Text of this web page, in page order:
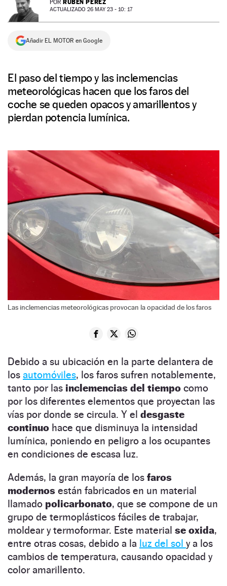
NEWSLETTER
SÍGUENOS
POR RUBÉN PÉREZ
ACTUALIZADO 26 MAY 23 - 10: 17
Añadir EL MOTOR en Google
El paso del tiempo y las inclemencias
meteorológicas hacen que los faros del
coche se queden opacos y amarillentos y
pierdan potencia lumínica.
Las inclemencias meteorológicas provocan la opacidad de los faros
Debido a su ubicación en la parte delantera de
los automóviles, los faros sufren notablemente,
tanto por las inclemencias del tiempo como
por los diferentes elementos que proyectan las
vías por donde se circula. Y el desgaste
continuo hace que disminuya la intensidad
lumínica, poniendo en peligro a los ocupantes
en condiciones de escasa luz.
Además, la gran mayoría de los faros
modernos están fabricados en un material
llamado policarbonato, que se compone de un
grupo de termoplásticos fáciles de trabajar,
moldear y termoformar. Este material se oxida,
entre otras cosas, debido a la luz del sol y a los
cambios de temperatura, causando opacidad y
color amarillento.